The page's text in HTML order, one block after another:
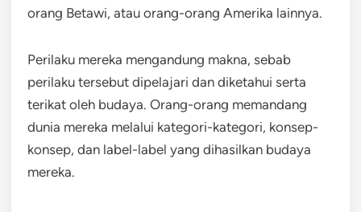
orang Betawi, atau orang-orang Amerika lainnya.
Perilaku mereka mengandung makna, sebab
perilaku tersebut dipelajari dan diketahui serta
terikat oleh budaya. Orang-orang memandang
dunia mereka melalui kategori-kategori, konsep-
konsep, dan label-label yang dihasilkan budaya
mereka.